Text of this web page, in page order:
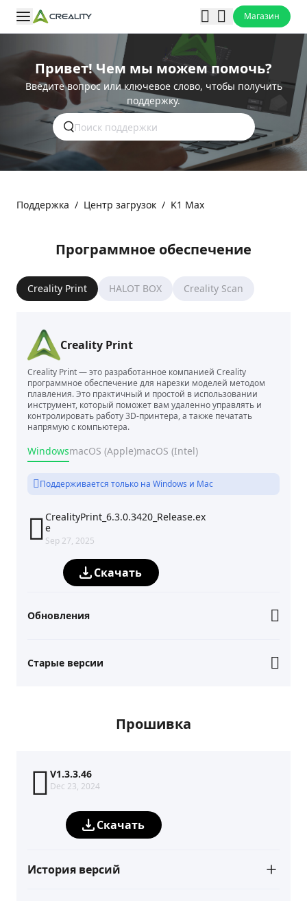
Магазин
Привет! Чем мы можем помочь?
Введите вопрос или ключевое слово, чтобы получить
поддержку.
Поддержка / Центр загрузок / K1 Max
Программное обеспечение
Creality Print HALOT BOX Creality Scan
Creality Print
Creality Print — это разработанное компанией Creality
программное обеспечение для нарезки моделей методом
плавления. Это практичный и простой в использовании
инструмент, который поможет вам удаленно управлять и
контролировать работу 3D-принтера, а также печатать
напрямую с компьютера.
WindowsmacOS (Apple)macOS (Intel)
Поддерживается только на Windows и Mac
 CrealityPrint_6.3.0.3420_Release.ex
e
Sep 27, 2025
Скачать
Обновления
Старые версии
Прошивка
V1.3.3.46
Dec 23, 2024
Скачать
История версий